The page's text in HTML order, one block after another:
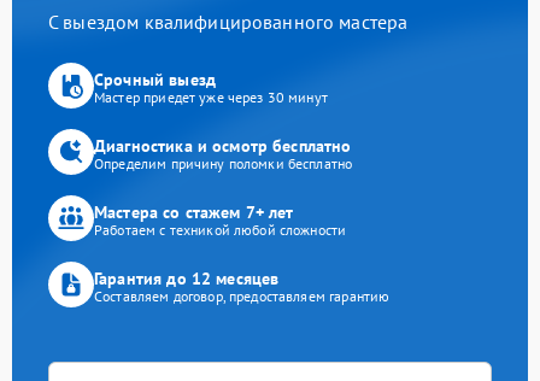
С выездом квалифицированного мастера
Срочный выезд
Мастер приедет уже через 30 минут
Диагностика и осмотр бесплатно
Определим причину поломки бесплатно
Мастера со стажем 7+ лет
Работаем с техникой любой сложности
Гарантия до 12 месяцев
Составляем договор, предоставляем гарантию